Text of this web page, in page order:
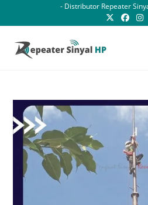
- Distributor Repeater